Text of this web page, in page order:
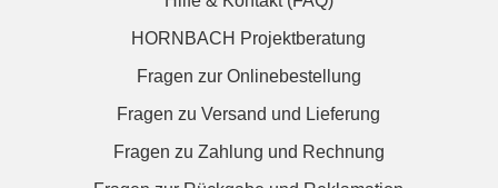
HORNBACH Projektberatung
Fragen zur Onlinebestellung
Fragen zu Versand und Lieferung
Fragen zu Zahlung und Rechnung